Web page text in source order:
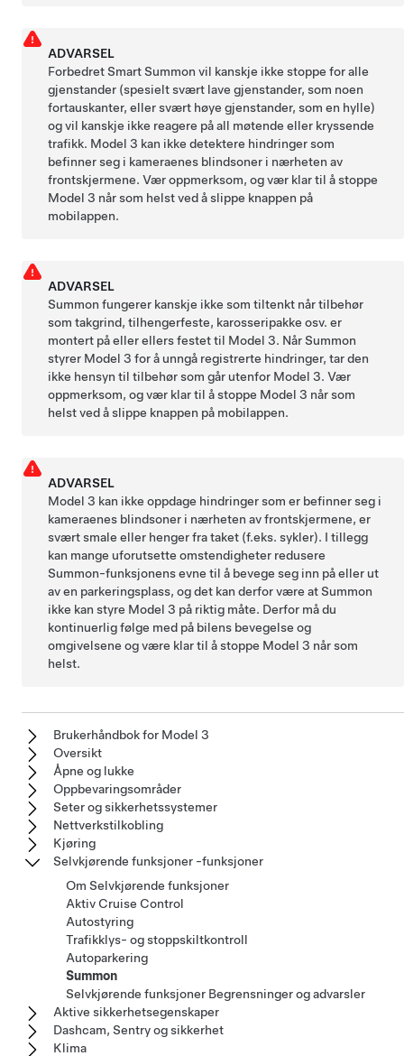
ADVARSEL
Forbedret Smart Summon vil kanskje ikke stoppe for alle
gjenstander (spesielt svært lave gjenstander, som noen
fortauskanter, eller svært høye gjenstander, som en hylle)
og vil kanskje ikke reagere på all møtende eller kryssende
trafikk. Model 3 kan ikke detektere hindringer som
befinner seg i kameraenes blindsoner i nærheten av
frontskjermene. Vær oppmerksom, og vær klar til å stoppe
Model 3 når som helst ved å slippe knappen på
mobilappen.
ADVARSEL
Summon fungerer kanskje ikke som tiltenkt når tilbehør
som takgrind, tilhengerfeste, karosseripakke osv. er
montert på eller ellers festet til Model 3. NårSummon
styrer Model 3 for å unngå registrerte hindringer, tar den
ikke hensyn til tilbehør som går utenfor Model 3. Vær
oppmerksom, og vær klar til å stoppe Model 3 når som
helst ved å slippe knappen på mobilappen.
ADVARSEL
Model 3 kan ikke oppdage hindringer som er befinner seg i
kameraenes blindsoner i nærheten av frontskjermene, er
svært smale eller henger fra taket (f.eks. sykler). I tillegg
kan mange uforutsette omstendigheter redusere
Summon-funksjonens evne til å bevege seg inn på eller ut
av en parkeringsplass, og det kan derfor være atSummon
ikke kan styre Model 3 på riktig måte. Derfor må du
kontinuerlig følge med på bilens bevegelse og
omgivelsene og være klar til å stoppe Model 3 når som
helst.
Brukerhåndbok for Model 3
Oversikt
Åpne og lukke
Oppbevaringsområder
Seter og sikkerhetssystemer
Nettverkstilkobling
Kjøring
Selvkjørende funksjoner -funksjoner
Om Selvkjørende funksjoner
Aktiv Cruise Control
Autostyring
Trafikklys- og stoppskiltkontroll
Autoparkering
Summon
Selvkjørende funksjoner Begrensninger og advarsler
Aktive sikkerhetsegenskaper
Dashcam, Sentry og sikkerhet
Klima